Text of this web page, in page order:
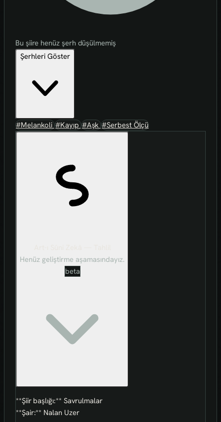
Bu şiire henüz şerh düşülmemiş
Şerhleri Göster
#Melankoli#Kayıp#Aşk#Serbest Ölçü
Henüz geliştirme aşamasındayız.
beta
**Şiir başlığı:** Savrulmalar
**Şair:** Nalan Uzer